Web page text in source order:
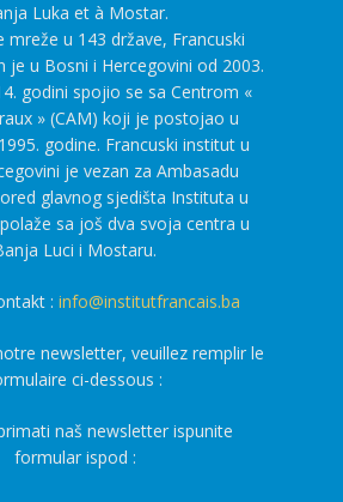
Luka et à Mostar.
mreže u 143 države, Francuski
je u Bosni i Hercegovini od 2003.
godini spojio se sa Centrom «
» (CAM) koji je postojao u
godine. Francuski institut u
je vezan za Ambasadu
glavnog sjedišta Instituta u
sa još dva svoja centra u
Luci i Mostaru.
: info@institutfrancais.ba
newsletter, veuillez remplir le
ci-dessous :
naš newsletter ispunite
formular ispod :